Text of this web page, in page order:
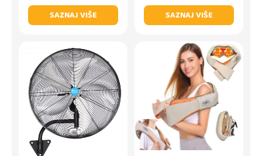
SAZNAJ VIŠE
SAZNAJ VIŠE